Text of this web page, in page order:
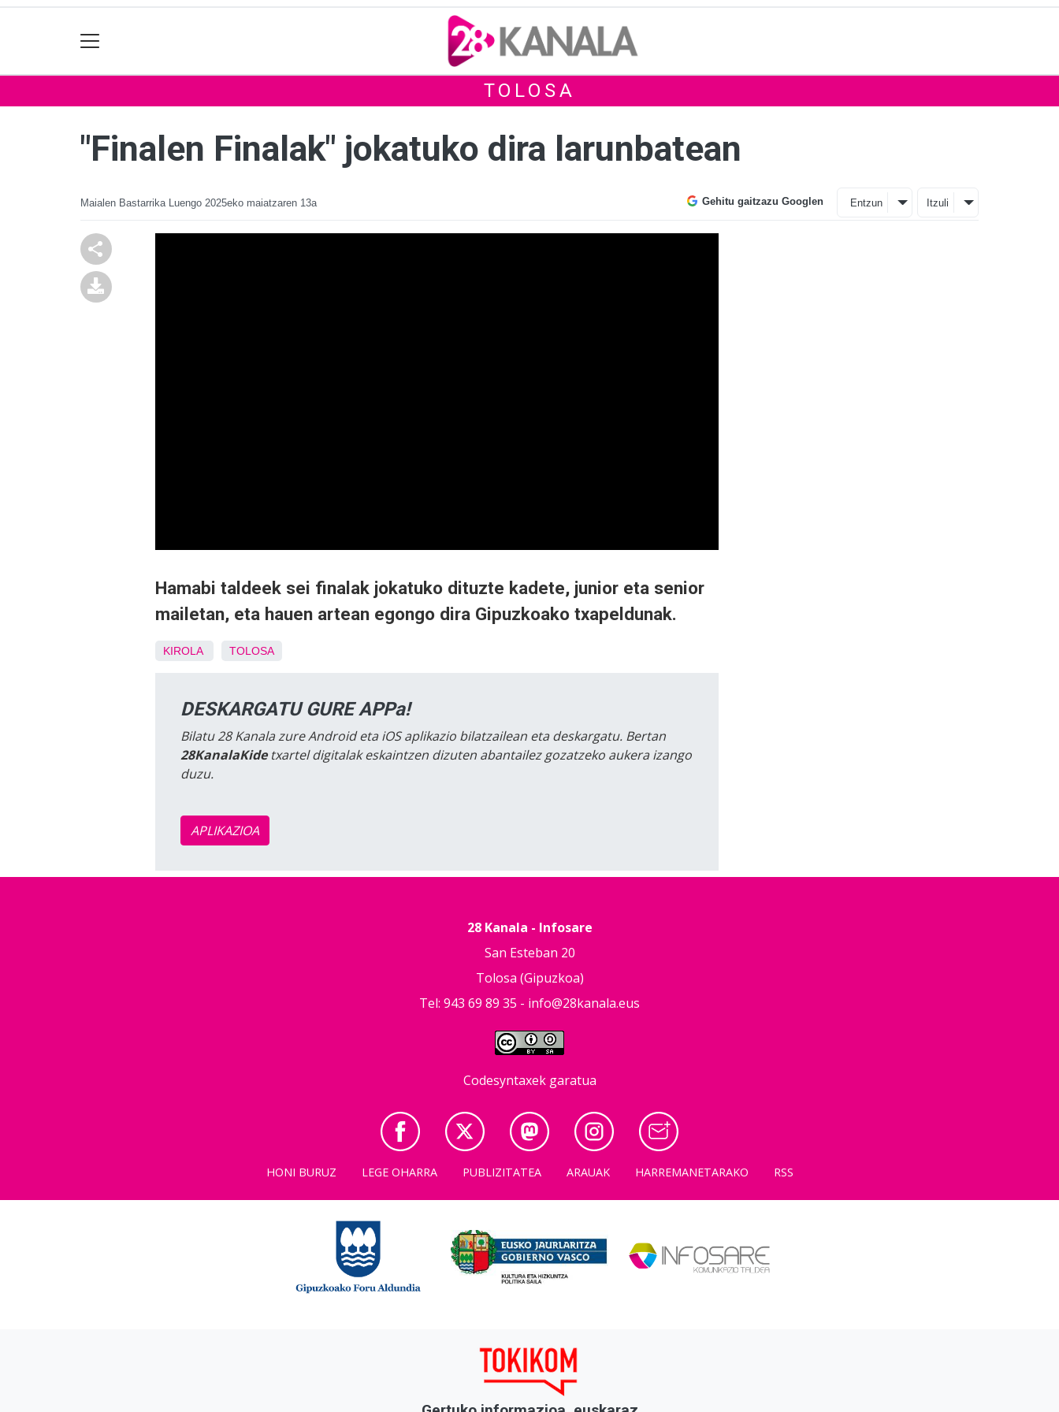
TOLOSA
"Finalen Finalak" jokatuko dira larunbatean
Maialen Bastarrika Luengo 2025eko maiatzaren 13a Gehitu gaitzazu Googlen Entzun Itzuli
Hamabi taldeek sei finalak jokatuko dituzte kadete, junior eta senior
mailetan, eta hauen artean egongo dira Gipuzkoako txapeldunak.
KIROLA TOLOSA
DESKARGATU GURE APPa!
Bilatu 28 Kanala zure Android eta iOS aplikazio bilatzailean eta deskargatu. Bertan
28KanalaKidetxartel digitalak eskaintzen dizuten abantailez gozatzeko aukera izango
duzu.
APLIKAZIOA
28 Kanala - Infosare
San Esteban 20
Tolosa (Gipuzkoa)
Tel: 943 69 89 35 - info@28kanala.eus
Codesyntaxek garatua
HONI BURUZ LEGE OHARRA PUBLIZITATEA ARAUAK HARREMANETARAKO RSS